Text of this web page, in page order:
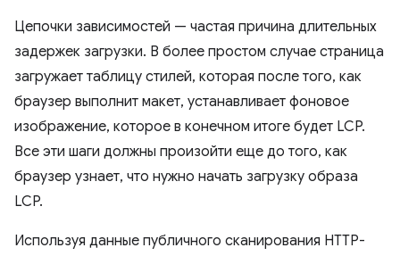
Цепочки зависимостей — частая причина длительных
задержек загрузки. В более простом случае страница
загружает таблицу стилей, которая после того, как
браузер выполнит макет, устанавливает фоновое
изображение, которое в конечном итоге будет LCP.
Все эти шаги должны произойти еще до того, как
браузер узнает, что нужно начать загрузку образа
LCP.
Используя данные публичного сканирования HTTP-